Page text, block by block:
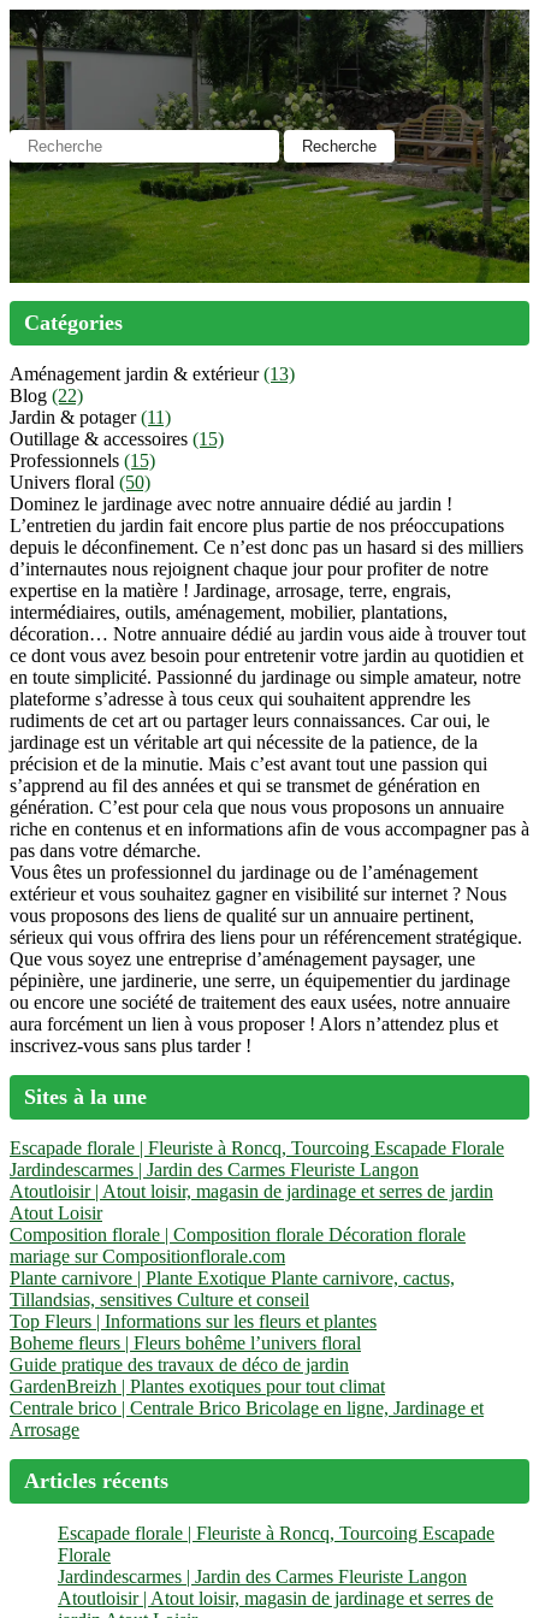
Catégories
Aménagement jardin & extérieur(13)
Blog (22)
Jardin & potager(11)
Outillage & accessoires (15)
Professionnels (15)
Univers floral (50)
Dominez le jardinage avec notre annuaire dédié au jardin !
L’entretien du jardin fait encore plus partie de nos préoccupations
depuis le déconfinement. Ce n’est donc pas un hasard si des milliers
d’internautes nous rejoignent chaque jour pour profiter de notre
expertise en la matière ! Jardinage, arrosage, terre, engrais,
intermédiaires, outils, aménagement, mobilier, plantations,
décoration… Notre annuaire dédié au jardin vous aide à trouver tout
ce dont vous avez besoin pour entretenir votre jardin au quotidien et
en toute simplicité. Passionné du jardinage ou simple amateur, notre
plateforme s’adresse à tous ceux qui souhaitent apprendre les
rudiments de cet art ou partager leurs connaissances. Car oui, le
jardinage est un véritable art qui nécessite de la patience, de la
précision et de la minutie. Mais c’est avant tout une passion qui
s’apprend au fil des années et qui se transmet de génération en
génération. C’est pour cela que nous vous proposons un annuaire
riche en contenus et en informations afin de vous accompagner pas à
pas dans votre démarche.
Vous êtes un professionnel du jardinage ou de l’aménagement
extérieur et vous souhaitez gagner en visibilité sur internet ? Nous
vous proposons des liens de qualité sur un annuaire pertinent,
sérieux qui vous offrira des liens pour un référencement stratégique.
Que vous soyez une entreprise d’aménagement paysager, une
pépinière, une jardinerie, une serre, un équipementier du jardinage
ou encore une société de traitement des eaux usées, notre annuaire
aura forcément un lien à vous proposer ! Alors n’attendez plus et
inscrivez-vous sans plus tarder !
Sites à la une
Escapade florale | Fleuriste à Roncq, Tourcoing Escapade Florale
Jar­dindescar­mes | Jardin des Carmes Fleuriste Langon
Atoutloisir | Atout loisir, magasin de jardinage et serres de jardin
Atout Loisir
Composition florale | Composition florale Décoration florale
mariage sur Compositionflorale.com
Plante carnivore | Plante Exotique Plante carnivore, cactus,
Tillandsias, sensitives Culture et conseil
Top Fleurs | Informations sur les fleurs et plantes
Boheme fleurs | Fleurs bohême l’univers floral
Guide pratique des travaux de déco de jardin
Gar­denBreizh | Plantes exotiques pour tout climat
Centrale brico | Centrale Brico Bricolage en ligne, Jardinage et
Arrosage
Articles récents
Escapade florale | Fleuriste à Roncq, Tourcoing Escapade
Florale
Jar­dindescar­mes | Jardin des Carmes Fleuriste Langon
Atoutloisir | Atout loisir, magasin de jardinage et serres de